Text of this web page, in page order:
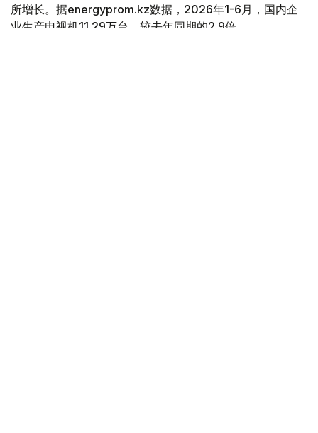
所增长。据energyprom.kz数据，2026年1-6月，国内企
业生产电视机11.29万台，较去年同期的2.9倍。